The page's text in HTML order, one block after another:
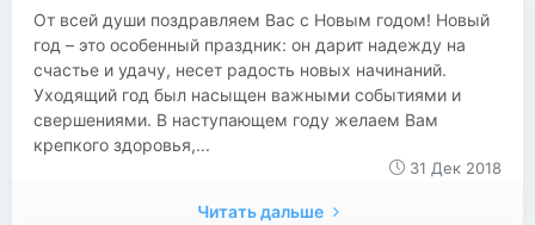
​​От всей души поздравляем Вас с Новым годом! Новый
год – это особенный праздник: он дарит надежду на
счастье и удачу, несет радость новых начинаний.
Уходящий год был насыщен важными событиями и
свершениями. В наступающем году желаем Вам
крепкого здоровья,...
31 Дек 2018
Читать дальше